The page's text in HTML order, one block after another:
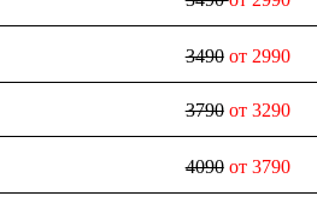
3490от 2990
3790от 3290
4090от 3790